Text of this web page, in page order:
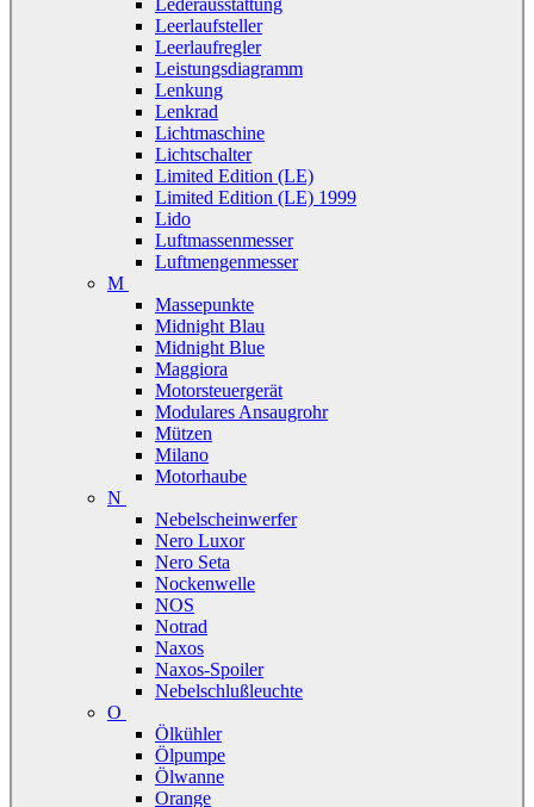
Lederausstattung
Leerlaufsteller
Leerlaufregler
Leistungsdiagramm
Lenkung
Lenkrad
Lichtmaschine
Lichtschalter
Limited Edition (LE)
Limited Edition (LE) 1999
Lido
Luftmassenmesser
Luftmengenmesser
M
Massepunkte
Midnight Blau
Midnight Blue
Maggiora
Motorsteuergerät
Modulares Ansaugrohr
Mützen
Milano
Motorhaube
N
Nebelscheinwerfer
Nero Luxor
Nero Seta
Nockenwelle
NOS
Notrad
Naxos
Naxos-Spoiler
Nebelschlußleuchte
O
Ölkühler
Ölpumpe
Ölwanne
Orange